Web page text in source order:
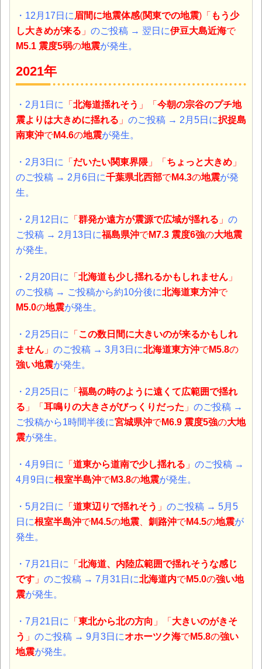
・12月17日に 眉間に地震体感(関東での地震)「 もう少
し大きめが来る 」 のご投稿 → 翌日に伊豆大島近海で
M5.1 震度5弱の地震が発生。
2021年
・2月1日に 「 北海道揺れそう 」「 今朝の宗谷のプチ地
震よりは大きめに揺れる 」 のご投稿 → 2月5日に択捉島
南東沖でM4.6の地震が発生。
・2月3日に 「 だいたい関東界隈」「 ちょっと大きめ 」
のご投稿 → 2月6日に千葉県北西部でM4.3の地震が発
生。
・2月12日に 「 群発か遠方が震源で広域が揺れる 」 の
ご投稿 → 2月13日に福島県沖でM7.3 震度6強の大地震
が発生。
・2月20日に 「 北海道も少し揺れるかもしれません 」
のご投稿 → ご投稿から約10分後に北海道東方沖で
M5.0の地震が発生。
・2月25日に 「 この数日間に大きいのが来るかもしれ
ません 」 のご投稿 → 3月3日に北海道東方沖でM5.8の
強い地震が発生。
・2月25日に 「福島の時のように遠くて広範囲で揺れ
る 」「 耳鳴りの大きさがびっくりだった 」 のご投稿 →
ご投稿から1時間半後に宮城県沖でM6.9 震度5強の大地
震が発生。
・4月9日に 「 道東から道南で少し揺れる 」 のご投稿 →
4月9日に根室半島沖でM3.8の地震が発生。
・5月2日に 「 道東辺りで揺れそう 」 のご投稿 → 5月5
日に根室半島沖でM4.5の地震 釧路沖でM4.5の地震が
発生。
・7月21日に 「 北海道、内陸広範囲で揺れそうな感じ
です 」 のご投稿 → 7月31日に北海道内でM5.0の強い地
震が発生。
・7月21日に 「 東北から北の方向 」「 大きいのがきそ
う 」 のご投稿 → 9月3日にオホーツク海でM5.8の強い
地震が発生。